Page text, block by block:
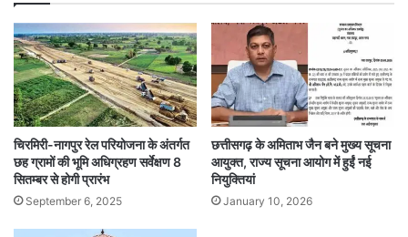
चिरमिरी-नागपुर रेल परियोजना के अंतर्गत
छह ग्रामों की भूमि अधिग्रहण सर्वेक्षण 8
सितम्बर से होगी प्रारंभ
September 6, 2025
छत्तीसगढ़ के अमिताभ जैन बने मुख्य सूचना
आयुक्त, राज्य सूचना आयोग में हुईं नई
नियुक्तियां
January 10, 2026